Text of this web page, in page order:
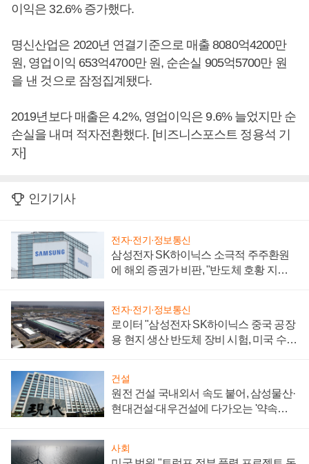
이익은 32.6% 증가했다.
명신산업은 2020년 연결기준으로 매출 8080억4200만
원, 영업이익 653억4700만 원, 순손실 905억5700만 원
을 낸 것으로 잠정집계됐다.
2019년보다 매출은 4.2%, 영업이익은 9.6% 늘었지만 순
손실을 내며 적자전환했다. [비즈니스포스트 정용석 기
자]
인기기사
전자·전기·정보통신
삼성전자 SK하이닉스 소극적 주주환원
에 해외 증권가 비판, "반도체 호황 지속
전자·전기·정보통신
로이터 "삼성전자 SK하이닉스 중국 공장
용 현지 생산 반도체 장비 시험, 미국 수출
건설
원전 건설 국내외서 속도 붙어, 삼성물산·
현대건설·대우건설에 다가오는 '약속의
사회